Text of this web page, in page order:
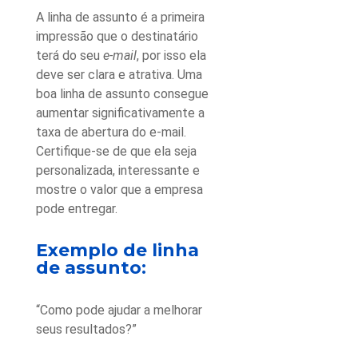
A linha de assunto é a primeira
impressão que o destinatário
terá do seu e-mail, por isso ela
deve ser clara e atrativa. Uma
boa linha de assunto consegue
aumentar significativamente a
taxa de abertura do e-mail.
Certifique-se de que ela seja
personalizada, interessante e
mostre o valor que a empresa
pode entregar.
Exemplo de linha
de assunto:
“Como pode ajudar a melhorar
seus resultados?”